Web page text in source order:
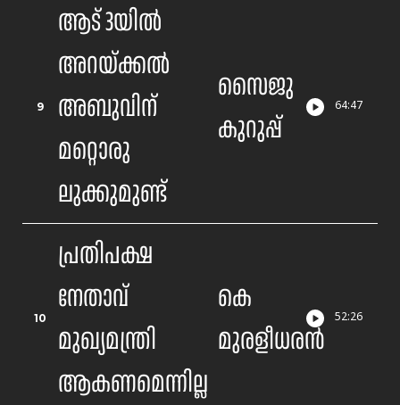
9
ആട് 3യിൽ
അറയ്ക്കൽ
അബുവിന്
മറ്റൊരു
ലുക്കുമുണ്ട്
സൈജു
കുറുപ്പ്
64:47
10
പ്രതിപക്ഷ
നേതാവ്
മുഖ്യമന്ത്രി
ആകണമെന്നില്ല
കെ
മുരളീധരന്‍
52:26